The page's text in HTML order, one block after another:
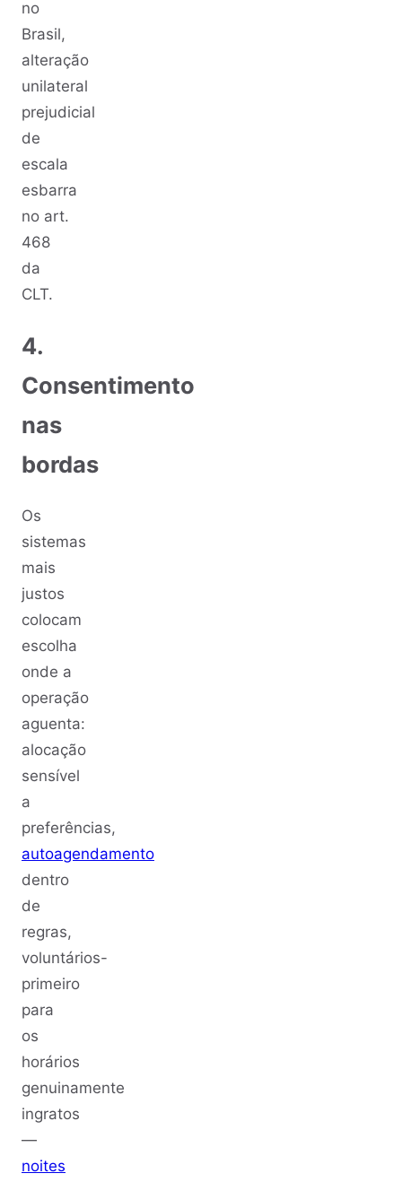
no
Brasil,
alteração
unilateral
prejudicial
de
escala
esbarra
no art.
468
da
CLT.
4.
Consentimento
nas
bordas
Os
sistemas
mais
justos
colocam
escolha
onde a
operação
aguenta:
alocação
sensível
a
preferências,
autoagendamento
dentro
de
regras,
voluntários-
primeiro
para
os
horários
genuinamente
ingratos
—
noites